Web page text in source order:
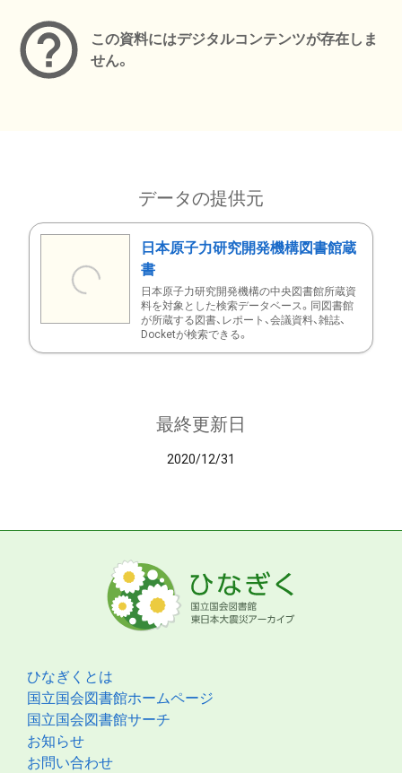
この資料にはデジタルコンテンツが存在しま
せん。
データの提供元
日本原子力研究開発機構図書館蔵
書
日本原子力研究開発機構の中央図書館所蔵資
料を対象とした検索データベース。同図書館
が所蔵する図書、レポート、会議資料、雑誌、
Docketが検索できる。
最終更新日
2020/12/31
ひなぎくとは
国立国会図書館ホームページ
国立国会図書館サーチ
お知らせ
お問い合わせ